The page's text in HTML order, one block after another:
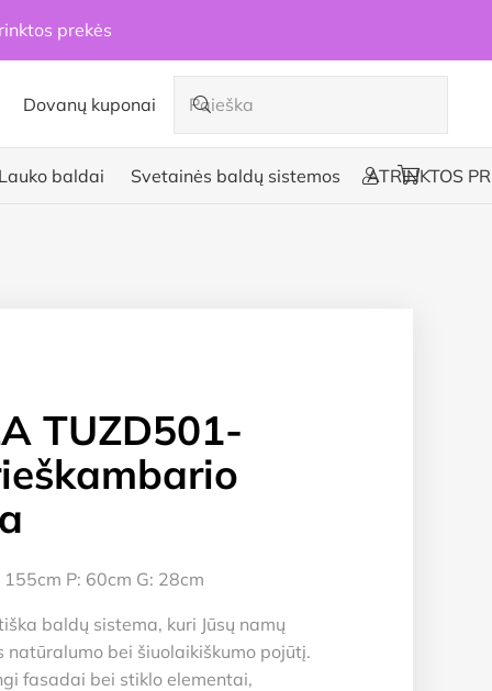
prekės
Dovanų kuponai
baldai Svetainės baldų sistemos ATRINKTOS
TUZD501-
P: 60cm G: 28cm
baldų sistema, kuri Jūsų namų
natūralumo bei šiuolaikiškumo pojūtį.
fasadai bei stiklo elementai,